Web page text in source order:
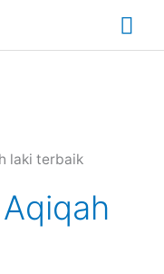
laki terbaik